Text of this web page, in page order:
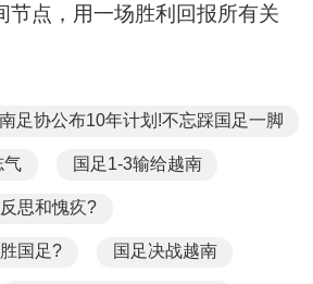
节点，用一场胜利回报所有关
足协公布10年计划!不忘踩国足一脚
气 国足1-3输给越南
思和愧疚?
国足? 国足决战越南